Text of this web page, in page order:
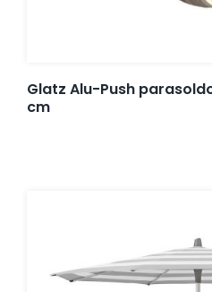
Glatz Alu-Push
cm